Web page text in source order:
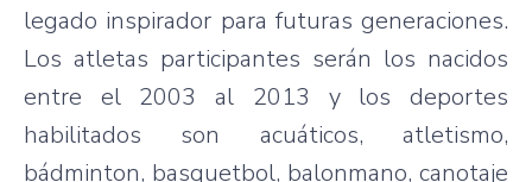
legado inspirador para futuras generaciones.
Los atletas participantes serán los nacidos
entre el 2003 al 2013 y los deportes
habilitados son acuáticos, atletismo,
bádminton, basquetbol, balonmano, canotaje